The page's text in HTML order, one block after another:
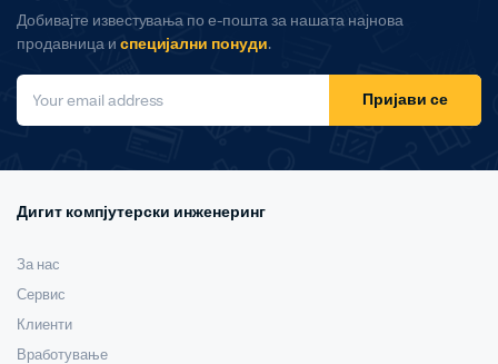
Добивајте известувања по е-пошта за нашата најнова
продавница и специјални понуди.
Пријави се
Дигит компјутерски инженеринг
За нас
Сервис
Клиенти
Вработување